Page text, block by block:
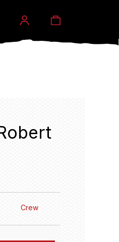
Eventy
Přihlášení
Nákupní
Crew